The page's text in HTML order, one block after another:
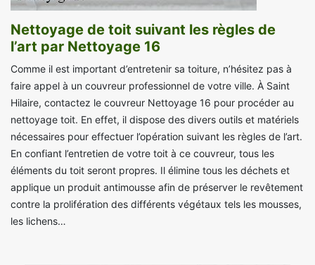
Nettoyage de toit suivant les règles de
l’art par Nettoyage 16
Comme il est important d’entretenir sa toiture, n’hésitez pas à
faire appel à un couvreur professionnel de votre ville. À Saint
Hilaire, contactez le couvreur Nettoyage 16 pour procéder au
nettoyage toit. En effet, il dispose des divers outils et matériels
nécessaires pour effectuer l’opération suivant les règles de l’art.
En confiant l’entretien de votre toit à ce couvreur, tous les
éléments du toit seront propres. Il élimine tous les déchets et
applique un produit antimousse afin de préserver le revêtement
contre la prolifération des différents végétaux tels les mousses,
les lichens…